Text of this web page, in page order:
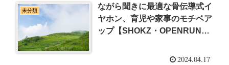
未分類
ながら聞きに最適な骨伝導式イ
ヤホン、育児や家事のモチベア
ップ【SHOKZ・OPENRUN・
2024.04.17